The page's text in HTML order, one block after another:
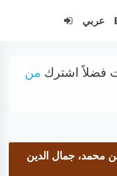
عربي
فضلاً اشترك من
محمد، جمال الدين